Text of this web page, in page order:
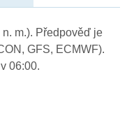
m.). Předpověď je
GFS, ECMWF).
06:00.